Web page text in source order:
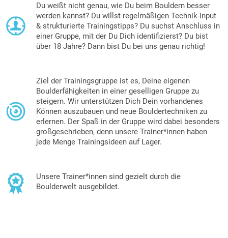
Du weißt nicht genau, wie Du beim Bouldern besser
werden kannst? Du willst regelmäßigen Technik-Input
& strukturierte Trainingstipps? Du suchst Anschluss in
einer Gruppe, mit der Du Dich identifizierst? Du bist
über 18 Jahre? Dann bist Du bei uns genau richtig!
Ziel der Trainingsgruppe ist es, Deine eigenen
Boulderfähigkeiten in einer geselligen Gruppe zu
steigern. Wir unterstützen Dich Dein vorhandenes
Können auszubauen und neue Bouldertechniken zu
erlernen. Der Spaß in der Gruppe wird dabei besonders
großgeschrieben, denn unsere Trainer*innen haben
jede Menge Trainingsideen auf Lager.
Unsere Trainer*innen sind gezielt durch die
Boulderwelt ausgebildet.